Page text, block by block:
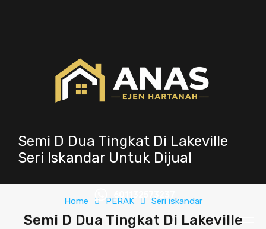
Semi D Dua Tingkat Di Lakeville
Seri Iskandar Untuk Dijual
Home PERAK Seri iskandar
Semi D Dua Tingkat Di Lakeville